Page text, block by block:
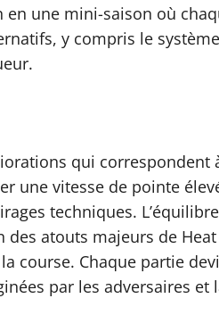
une mini-saison où
y compris le
qui correspondent
une vitesse de pointe
techniques.
atouts majeurs de
course. Chaque partie
par les adversaires et